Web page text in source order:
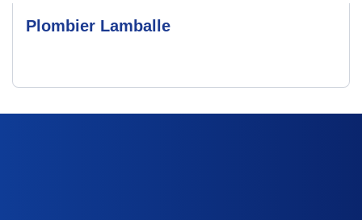
Plombier Lamballe